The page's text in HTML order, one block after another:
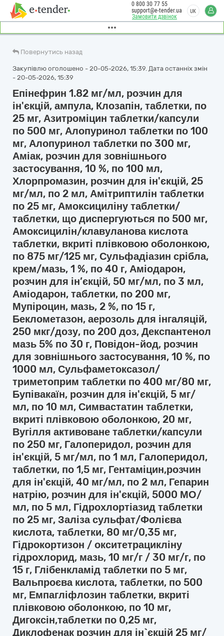
Замовити дзвінок
0 800 30 77 55
support@e-tender.ua
UK
Повернутись назад
Закупівлю оголошено - 20-05-2026, 15:39. Дата останніх змін
- 20-05-2026, 15:39
Епінефрин 1.82 мг/мл, розчин для
ін'єкцій, ампула, Клозапін, таблетки, по
25 мг, Азитроміцин таблетки/капсули
по 500 мг, Алопуринол таблетки по 100
мг, Алопуринол таблетки по 300 мг,
Аміак, розчин для зовнішнього
застосування, 10 %, по 100 мл,
Хлорпромазин, розчин для ін'єкцій, 25
мг/мл, по 2 мл, Амітриптилін таблетки
по 25 мг, Амоксициліну таблетки/
таблетки, що диспергуються по 500 мг,
Амоксицилін/клавуланова кислота
таблетки, вкриті плівковою оболонкою,
по 875 мг/125 мг, Сульфадіазин срібла,
крем/мазь, 1 %, по 40 г, Аміодарон,
розчин для ін’єкцій, 50 мг/мл, по 3 мл,
Аміодарон, таблетки, по 200 мг,
Мупіроцин, мазь, 2 %, по 15 г,
Беклометазон, аерозоль для інгаляцій,
250 мкг/дозу, по 200 доз, Декспантенол
мазь 5% по 30 г, Повідон-йод, розчин
для зовнішнього застосування, 10 %, по
1000 мл, Сульфаметоксазол/
триметоприм таблетки по 400 мг/80 мг,
Бупівакаїн, розчин для ін'єкцій, 5 мг/
мл, по 10 мл, Симвастатин таблетки,
вкриті плівковою оболонкою, 20 мг,
Вугілля активоване таблетки/капсули
по 250 мг, Галоперидол, розчин для
ін'єкцій, 5 мг/мл, по 1 мл, Галоперидол,
таблетки, по 1,5 мг, Гентаміцин,розчин
для ін'єкцій, 40 мг/мл, по 2 мл, Гепарин
натрію, розчин для ін'єкцій, 5000 МО/
мл, по 5 мл, Гідрохлортіазид таблетки
по 25 мг, Заліза сульфат/Фолієва
кислота, таблетки, 80 мг/0,35 мг,
Гідрокортизон / окситетрацикліну
гідрохлорид, мазь, 10 мг/г / 30 мг/г, по
15 г, Глібенкламід таблетки по 5 мг,
Вальпроєва кислота, таблетки, по 500
мг, Емпагліфлозин таблетки, вкриті
плівковою оболонкою, по 10 мг,
Дигоксін,таблетки по 0,25 мг,
Диклофенак розчин для ін`єкцій 25 мг/